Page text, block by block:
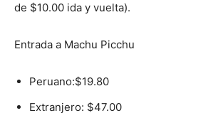
de $10.00 ida y vuelta).
Entrada a Machu Picchu
Peruano:$19.80
Extranjero: $47.00